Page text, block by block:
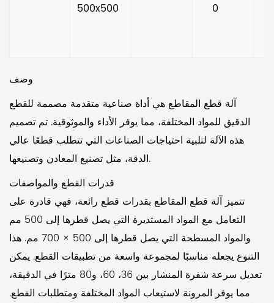
500x500
0
وصف
آلة قطع المقاطع هي أداة صناعية متقدمة مصممة للقطع
الدقيق للمواد المختلفة، مما يوفر الأداء والموثوقية. تم تصميم
هذه الآلة لتلبية احتياجات الصناعات التي تتطلب قطعًا عالي
الدقة، مثل تصنيع المعادن وتصنيعها.
قدرات القطع والمواصفات
تتميز آلة قطع المقاطع بقدرات قطع رائعة، فهي قادرة على
التعامل مع المواد المستديرة التي يصل قطرها إلى 500 مم
والمواد المسطحة التي يصل قطرها إلى 500 × 700 مم. هذا
التنوع يجعله مناسبًا لمجموعة واسعة من تطبيقات القطع. يمكن
تعديل سرعة شفرة المنشار بين 36، 60، و80 مترًا في الدقيقة،
مما يوفر المرونة لاستيعاب المواد المختلفة ومتطلبات القطع.